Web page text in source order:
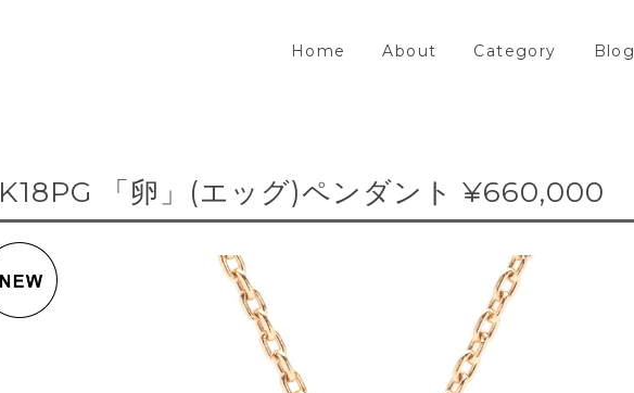
Home About Category Blog
K18PG 「卵」(エッグ)ペンダント ¥660,000